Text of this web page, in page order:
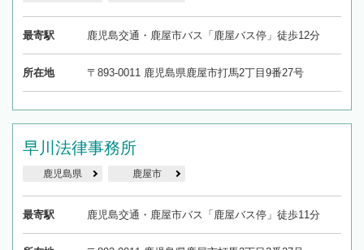
最寄駅 鹿児島交通・鹿屋市バス「鹿屋バス停」徒歩12分
所在地 〒893-0011 鹿児島県鹿屋市打馬2丁目9番27号
早川法律事務所
鹿児島県 鹿屋市
最寄駅 鹿児島交通・鹿屋市バス「鹿屋バス停」徒歩11分